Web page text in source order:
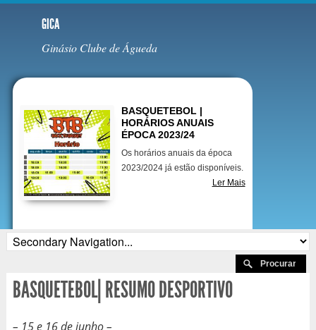
GICA
Ginásio Clube de Águeda
BASQUETEBOL |
HORÁRIOS ANUAIS
ÉPOCA 2023/24
Os horários anuais da época
2023/2024 já estão disponíveis.
Ler Mais
BASQUETEBOL| RESUMO DESPORTIVO
– 15 e 16 de junho –